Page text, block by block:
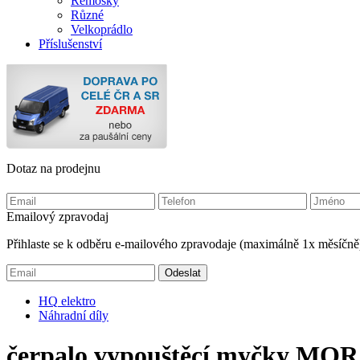
Různé
Velkoprádlo
Příslušenství
Dotaz na prodejnu
Emailový zpravodaj
Přihlaste se k odběru e-mailového zpravodaje (maximálně 1x
HQ elektro
Náhradní díly